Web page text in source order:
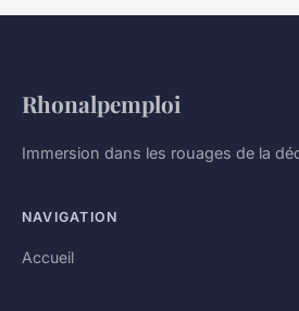
Rhonalpemploi
Immersion dans les rouages de la
NAVIGATION
Accueil